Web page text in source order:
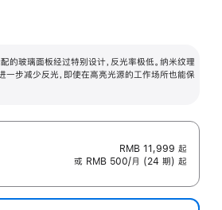
的玻璃面板经过特别设计，反光率极低。纳米纹理
一步减少反光，即使在高亮光源的工作场所也能保
RMB 11,999 起
或 RMB 500/月 (24 期) 起